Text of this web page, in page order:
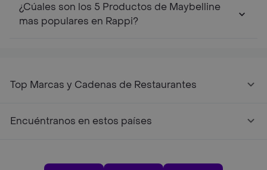
¿Cúales son los 5 Productos de Maybelline
mas populares en Rappi?
Top Marcas y Cadenas de Restaurantes
Encuéntranos en estos países